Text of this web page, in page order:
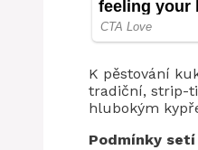
K pěstování
tradiční, strip-
hlubokým
Podmínky setí